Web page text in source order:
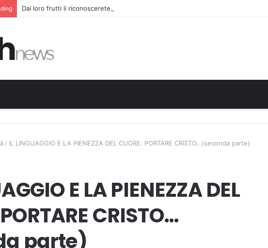
Dai loro frutti li riconoscerete
/ IL LINGUAGGIO E LA PIENEZZA DEL CUORE: PORTARE CRISTO…(seconda parte)
E LA PIENEZZA DEL
CRISTO…
parte)